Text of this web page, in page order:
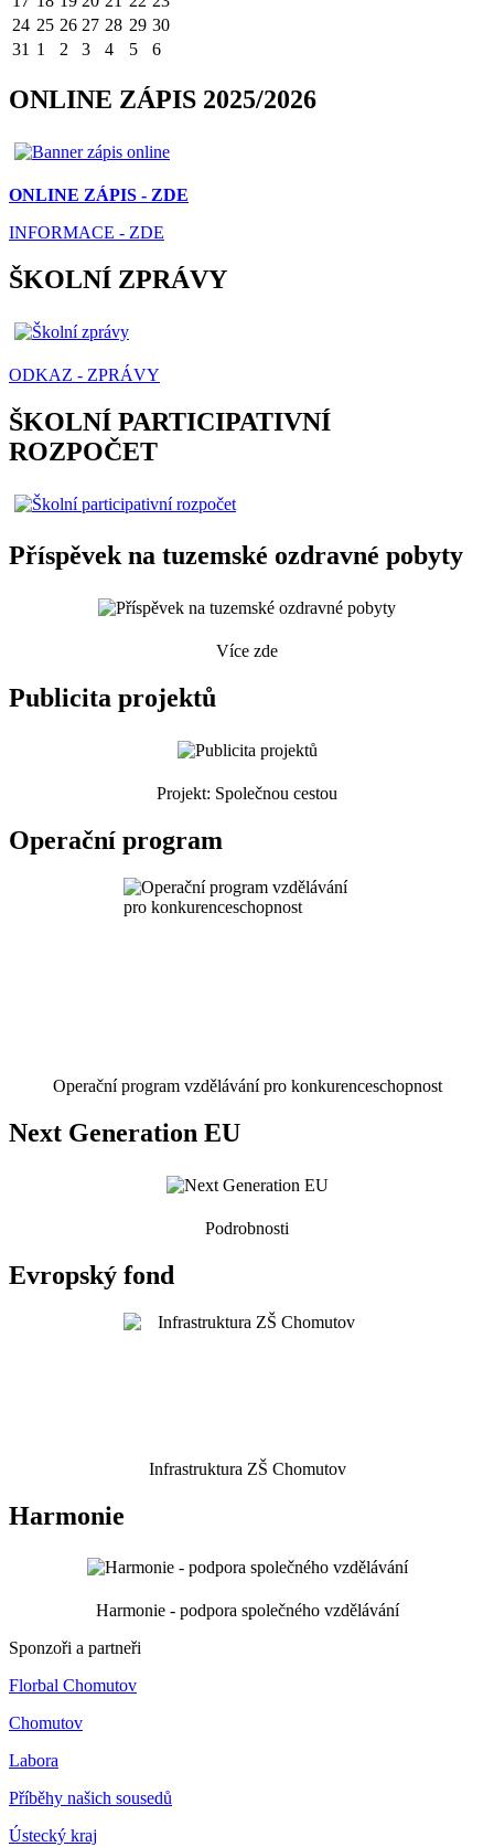
24 25 26 27 28 29 30
31 1 2 3 4 5 6
ONLINE ZÁPIS 2025/2026
ONLINE ZÁPIS - ZDE
INFORMACE - ZDE
ŠKOLNÍ ZPRÁVY
ODKAZ - ZPRÁVY
ŠKOLNÍ PARTICIPATIVNÍ
ROZPOČET
Příspěvek na tuzemské ozdravné pobyty
Více zde
Publicita projektů
Projekt: Společnou cestou
Operační program
Operační program vzdělávání pro konkurenceschopnost
Next Generation EU
Podrobnosti
Evropský fond
Infrastruktura ZŠ Chomutov
Harmonie
Harmonie - podpora společného vzdělávání
Sponzoři a partneři
Florbal Chomutov
Chomutov
Labora
Příběhy našich sousedů
Ústecký kraj